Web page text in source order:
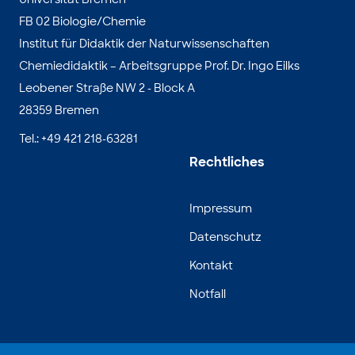
FB 02 Biologie/Chemie
Institut für Didaktik der Naturwissenschaften
Chemiedidaktik – Arbeitsgruppe Prof. Dr. Ingo Eilks
Leobener Straße NW 2 - Block A
28359 Bremen
Tel.: +49 421 218-63281
Rechtliches
Impressum
Datenschutz
Kontakt
Notfall